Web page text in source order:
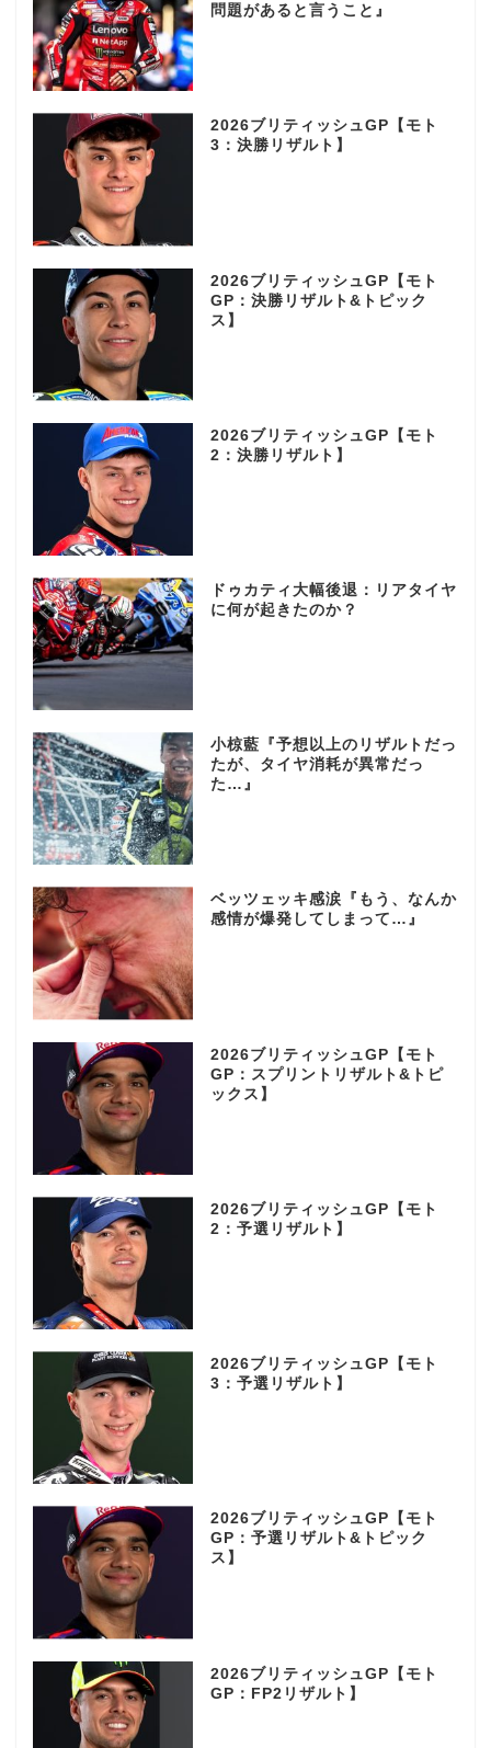
問題があると言うこと』
2026ブリティッシュGP【モト
3：決勝リザルト】
2026ブリティッシュGP【モト
GP：決勝リザルト&トピック
ス】
2026ブリティッシュGP【モト
2：決勝リザルト】
ドゥカティ大幅後退：リアタイヤ
に何が起きたのか？
小椋藍『予想以上のリザルトだっ
たが、タイヤ消耗が異常だっ
た…』
ベッツェッキ感涙『もう、なんか
感情が爆発してしまって…』
2026ブリティッシュGP【モト
GP：スプリントリザルト&トピ
ックス】
2026ブリティッシュGP【モト
2：予選リザルト】
2026ブリティッシュGP【モト
3：予選リザルト】
2026ブリティッシュGP【モト
GP：予選リザルト&トピック
ス】
2026ブリティッシュGP【モト
GP：FP2リザルト】